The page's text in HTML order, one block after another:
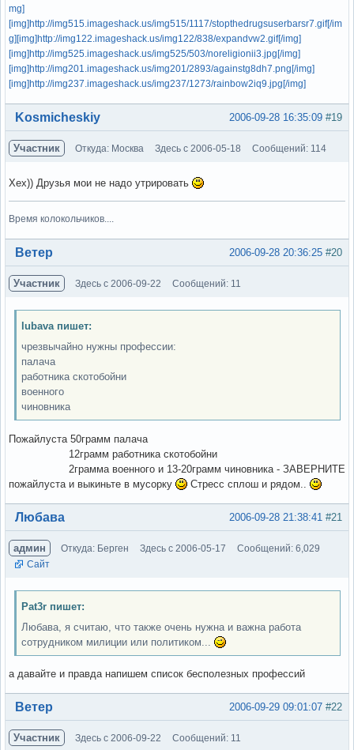
mg]
[img]http://img515.imageshack.us/img515/1117/stopthedrugsuserbarsr7.gif[/im
g] [img]http://img122.imageshack.us/img122/838/expandvw2.gif[/img]
[img]http://img525.imageshack.us/img525/503/noreligionii3.jpg[/img]
[img]http://img201.imageshack.us/img201/2893/againstg8dh7.png[/img]
[img]http://img237.imageshack.us/img237/1273/rainbow2iq9.jpg[/img]
Вне форума #19
2006-09-28 16:35:09
Kosmicheskiy
Участник Откуда: Москва Здесь с 2006-05-18 Сообщений: 114
Хех)) Друзья мои не надо утрировать
Время колокольчиков....
Вне форума #20
2006-09-28 20:36:25
Ветер
Участник Здесь с 2006-09-22 Сообщений: 11
lubava пишет:
чрезвычайно нужны профессии:
палача
работника скотобойни
военного
чиновника
Пожайлуста 50грамм палача
12грамм работника скотобойни
2грамма военного и 13-20грамм чиновника - ЗАВЕРНИТЕ
пожайлуста и выкиньте в мусорку
Стресс сплош и рядом..
Вне форума #21
2006-09-28 21:38:41
Любава
админ Откуда: Берген Здесь с 2006-05-17
Сообщений: 6,029
Сайт
Pat3r пишет:
Любава, я считаю, что также очень нужна и важна работа
сотрудником милиции или политиком...
а давайте и правда напишем список бесполезных профессий
Вне форума #22
2006-09-29 09:01:07
Ветер
Участник Здесь с 2006-09-22 Сообщений: 11